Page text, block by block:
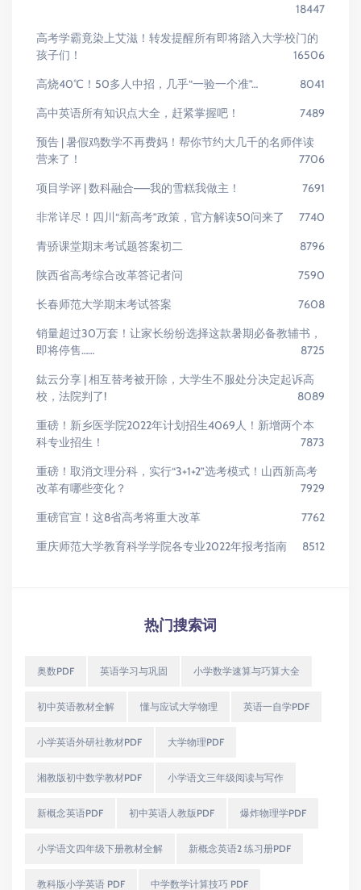
18447
高考学霸竟染上艾滋！转发提醒所有即将踏入大学校门的
孩子们！
16506
高烧40℃！50多人中招，几乎“一验一个准”…
8041
高中英语所有知识点大全，赶紧掌握吧！
7489
预告 | 暑假鸡数学不再费妈！帮你节约大几千的名师伴读
营来了！
7706
项目学评 | 数科融合——我的雪糕我做主！
7691
非常详尽！四川“新高考”政策，官方解读50问来了
7740
青骄课堂期末考试题答案初二
8796
陕西省高考综合改革答记者问
7590
长春师范大学期末考试答案
7608
销量超过30万套！让家长纷纷选择这款暑期必备教辅书，
即将停售……
8725
鈜云分享 | 相互替考被开除，大学生不服处分决定起诉高
校，法院判了!
8089
重磅！新乡医学院2022年计划招生4069人！新增两个本
科专业招生！
7873
重磅！取消文理分科，实行“3+1+2”选考模式！山西新高考
改革有哪些变化？
7929
重磅官宣！这8省高考将重大改革
7762
重庆师范大学教育科学学院各专业2022年报考指南
8512
热门搜索词
奥数PDF 英语学习与巩固 小学数学速算与巧算大全
初中英语教材全解 懂与应试大学物理 英语一自学PDF
小学英语外研社教材PDF 大学物理PDF
湘教版初中数学教材PDF 小学语文三年级阅读与写作
新概念英语PDF 初中英语人教版PDF 爆炸物理学PDF
小学语文四年级下册教材全解 新概念英语2 练习册PDF
教科版小学英语 PDF 中学数学计算技巧 PDF